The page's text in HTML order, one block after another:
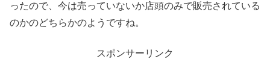
ったので、今は売っていないか店頭のみで販売されている
のかのどちらかのようですね。
スポンサーリンク